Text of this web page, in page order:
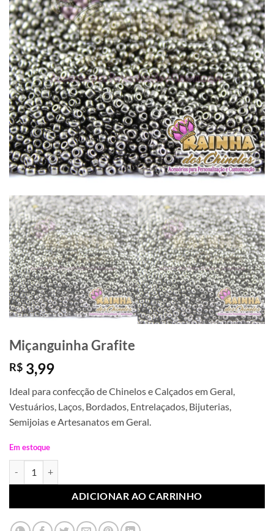
Miçanguinha Grafite
R$ 3,99
Ideal para confecção de Chinelos e Calçados em Geral,
Vestuários, Laços, Bordados, Entrelaçados, Bijuterias,
Semijoias e Artesanatos em Geral.
Em estoque
ADICIONAR AO CARRINHO